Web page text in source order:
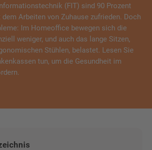
(FIT) sind 90 Prozent
Arbeiten von Zuhause zufrieden. Doch
Im Homeoffice bewegen sich die
weniger, und auch das lange Sitzen,
Stühlen, belastet. Lesen Sie
tun, um die Gesundheit im